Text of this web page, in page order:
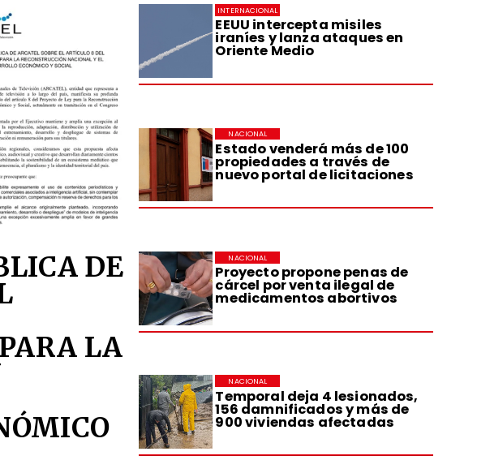
EEUU intercepta misiles
iraníes y lanza ataques en
Oriente Medio
INTERNACIONAL
Estado venderá más de 100
propiedades a través de
nuevo portal de licitaciones
NACIONAL
Proyecto propone penas de
cárcel por venta ilegal de
medicamentos abortivos
NACIONAL
Temporal deja 4 lesionados,
156 damnificados y más de
900 viviendas afectadas
NACIONAL
DE
LA